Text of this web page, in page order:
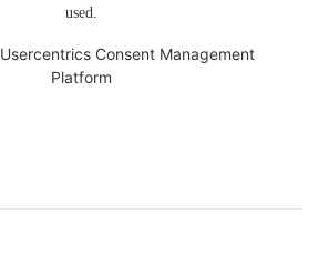
used.
Usercentrics Consent Management
Platform